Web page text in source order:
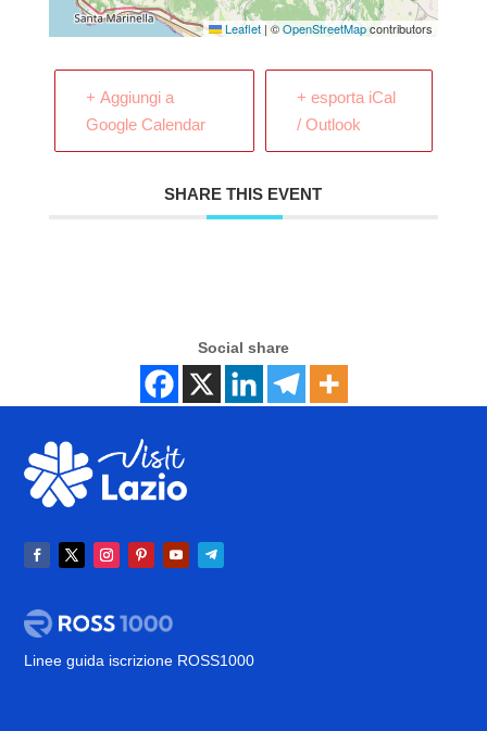
Leaflet | ©OpenStreetMapcontributors
+ Aggiungi a
Google Calendar
+ esporta iCal
/ Outlook
SHARE THIS EVENT
Social share
Linee guida iscrizione ROSS1000